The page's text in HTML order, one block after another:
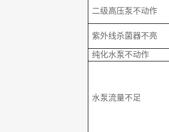
二级高压泵不动作
紫外线杀菌器不亮
纯化水泵不动作
水泵流量不足